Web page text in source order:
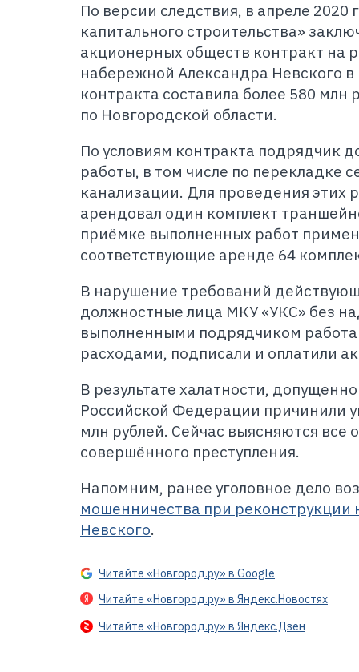
По версии следствия, в апреле
капитального строительства»
акционерных обществ контракт на
набережной Александра Невского
контракта составила более 580
по Новгородской области.
По условиям контракта подрядчик
работы, в том числе по перекладке
канализации. Для проведения этих
арендовал один комплект
приёмке выполненных работ
соответствующие аренде 64
В нарушение требований
должностные лица МКУ «УКС» без
выполненными подрядчиком
расходами, подписали и оплатили
В результате халатности,
Российской Федерации причинили
млн рублей. Сейчас выясняются все
совершённого преступления.
Напомним, ранее уголовное дело
мошенничества при
Невского.
Читайте «Новгород.ру» в Google
Читайте «Новгород.ру» в Яндекс.Новостях
Читайте «Новгород.ру» в Яндекс.Дзен